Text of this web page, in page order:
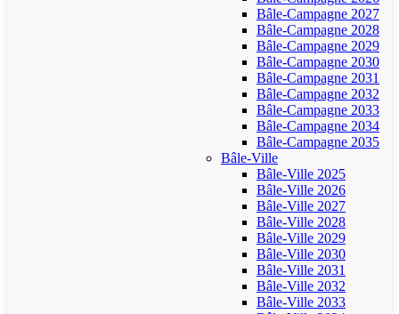
Bâle-Campagne 2027
Bâle-Campagne 2028
Bâle-Campagne 2029
Bâle-Campagne 2030
Bâle-Campagne 2031
Bâle-Campagne 2032
Bâle-Campagne 2033
Bâle-Campagne 2034
Bâle-Campagne 2035
Bâle-Ville
Bâle-Ville 2025
Bâle-Ville 2026
Bâle-Ville 2027
Bâle-Ville 2028
Bâle-Ville 2029
Bâle-Ville 2030
Bâle-Ville 2031
Bâle-Ville 2032
Bâle-Ville 2033